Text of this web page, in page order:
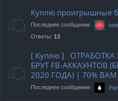
Куплю проигрышные
Последнее сообщение
Ответы: 13
[ Куплю ] ОТРАБОТКА
БРУТ FB-АККАУНТОВ
2020 ГОДА) | 70%
Последнее сообщение